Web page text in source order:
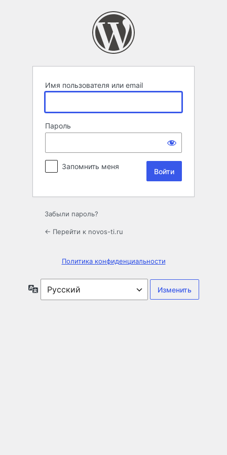
Имя пользователя или email
Пароль
Запомнить меня
Забыли пароль?
← Перейти к novos-ti.ru
Политика конфиденциальности
Язык